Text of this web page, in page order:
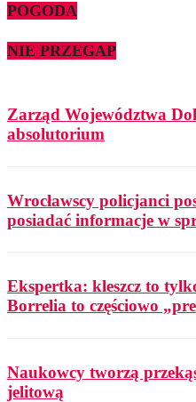
POGODA
NIE PRZEGAP
Zarząd Województwa
absolutorium
Wrocławscy policjanci
posiadać informacje w
Ekspertka: kleszcz to
Borrelia to częściowo
Naukowcy tworzą
jelitową